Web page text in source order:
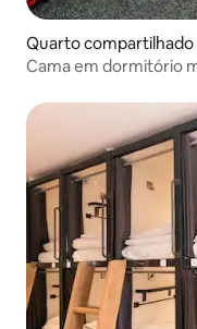
Quarto compartilhado
Cama em dormitório